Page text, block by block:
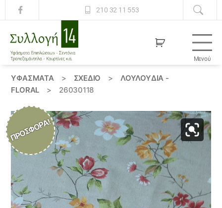
210 32 11 553
14
Μενού
ΥΦΆΣΜΑΤΑ > ΣΧΕΔΙΟ >
ΛΟΥΛΟΎΔΙΑ -
FLORAL
> 26030118
ΠΡΟΣΦΟΡΆ!